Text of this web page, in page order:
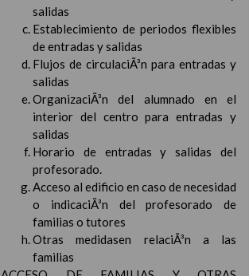
salidas
Establecimiento de periodos flexibles
de entradas y salidas
Flujos de circulaciÃ³n para entradas y
salidas
OrganizaciÃ³n del alumnado en el
interior del centro para entradas y
salidas
Horario de entradas y salidas del
profesorado.
Acceso al edificio en caso de necesidad
o indicaciÃ³n del profesorado de
familias o tutores
Otras medidasen relaciÃ³n a las
familias